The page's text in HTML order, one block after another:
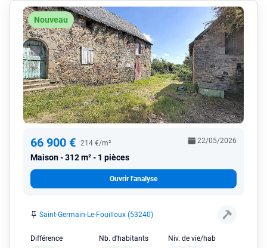
Nouveau
66 900 € 214 €/m²
Maison 312 m² - 1 pièces
22/05/2026
Ouvrir l'analyse
Saint-Germain-Le-Fouilloux (53240)
Différence
Nb. d'habitants
Niv. de vie/hab